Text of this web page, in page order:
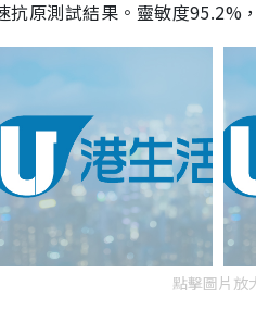
原測試結果。靈敏度95.2%
點擊圖片放